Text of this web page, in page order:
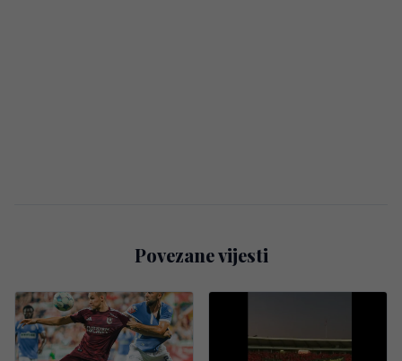
Povezane vijesti